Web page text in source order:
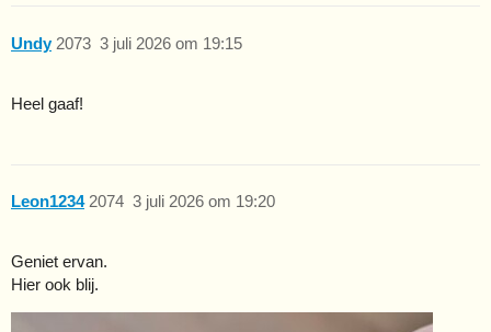
Undy 3 juli 2026 om 19:15
2073
Heel gaaf!
Leon1234 3 juli 2026 om 19:20
2074
Geniet ervan.
Hier ook blij.